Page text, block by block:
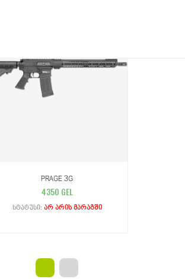
PRAGE 3G
4350 GEL
Სტატუსი: Არ Არის Მარაგში